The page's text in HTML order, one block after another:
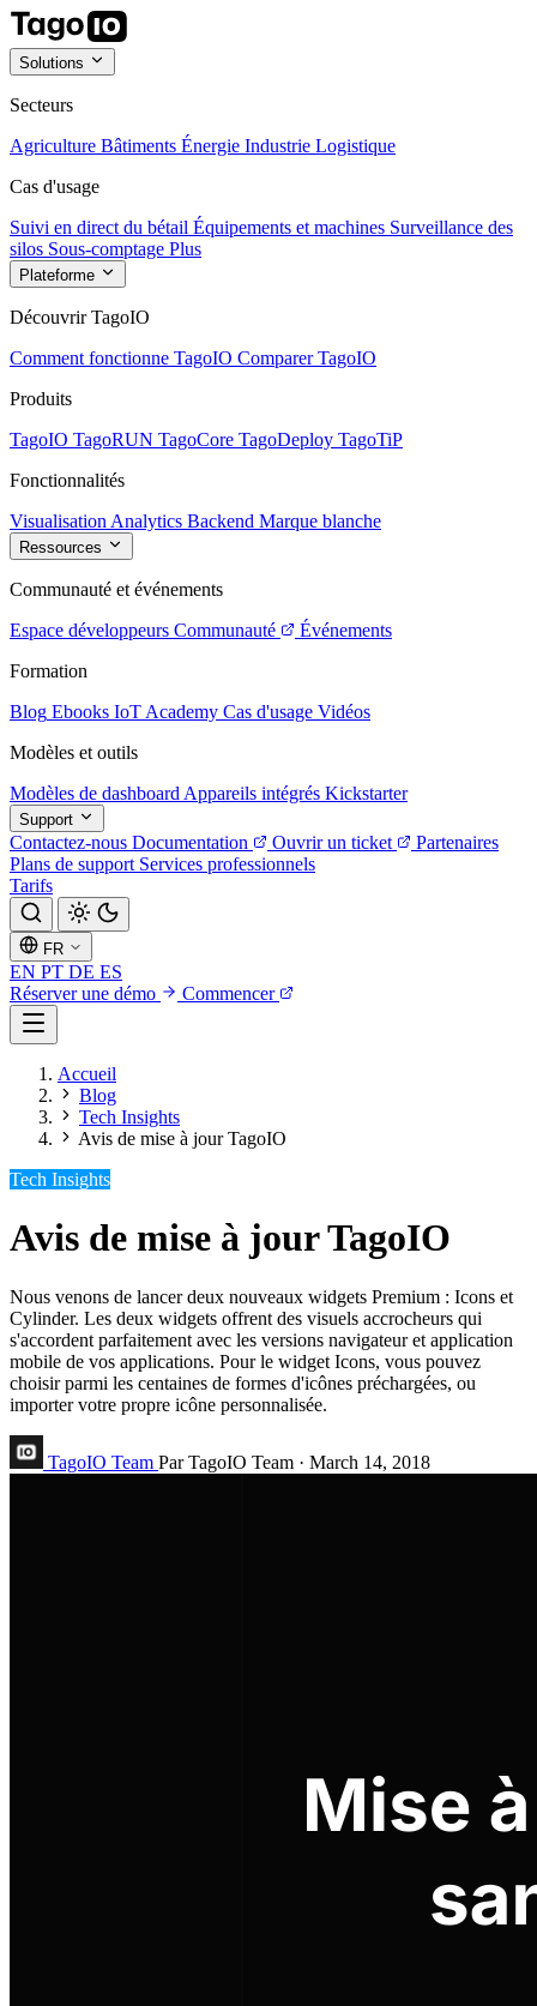
Solutions
Secteurs
Agriculture Bâtiments Énergie Industrie Logistique
Cas d'usage
Suivi en direct du bétail Équipements et machines Surveillance des
silos Sous-comptage Plus
Plateforme
Découvrir TagoIO
Comment fonctionne TagoIO Comparer TagoIO
Produits
TagoIO TagoRUN TagoCore TagoDeploy TagoTiP
Fonctionnalités
Visualisation Analytics Backend Marque blanche
Ressources
Communauté et événements
Espace développeurs Communauté
Événements
Formation
Blog Ebooks IoT Academy Cas d'usage Vidéos
Modèles et outils
Modèles de dashboard Appareils intégrés Kickstarter
Support
Contactez-nous Documentation Ouvrir un ticket
Partenaires
Plans de support Services professionnels
Tarifs
FR
EN PT DE ES
Réserver une démo
Commencer
Accueil
Blog
Tech Insights
Avis de mise à jour TagoIO
Tech Insights
Avis de mise à jour TagoIO
Nous venons de lancer deux nouveaux widgets Premium : Icons et
Cylinder. Les deux widgets offrent des visuels accrocheurs qui
s'accordent parfaitement avec les versions navigateur et application
mobile de vos applications. Pour le widget Icons, vous pouvez
choisir parmi les centaines de formes d'icônes préchargées, ou
importer votre propre icône personnalisée.
TagoIO Team Par TagoIO Team · March 14, 2018